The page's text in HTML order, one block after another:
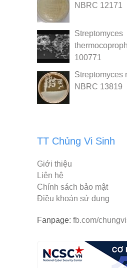
NBRC 12171
Streptomyces
100771
Streptomyces
NBRC 13819
TT Chủng Vi Sinh
Giới thiệu
Liên hệ
Chính sách bảo mật
Điều khoản sử dụng
Fanpage: fb.com/